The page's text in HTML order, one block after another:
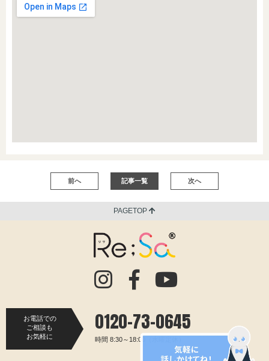
前へ 記事一覧 次へ
PAGETOP
お電話での
ご相談も
お気軽に
0120-73-0645
時間 8:30～18:00（水曜定休）